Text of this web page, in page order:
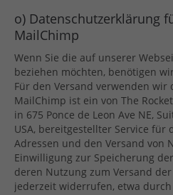
o) Datenschutzerklärung
MailChimp
Wenn Sie die auf unserer
beziehen möchten, benötigen
Für den Versand verwenden wir
MailChimp ist ein von The
in 675 Ponce de Leon Ave NE,
USA, bereitgestellter Service für
Adressen und den Versand von
Einwilligung zur Speicherung
deren Nutzung zum Versand
jederzeit widerrufen, etwa